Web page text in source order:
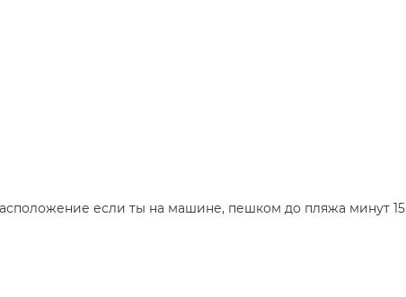
если ты на машине, пешком до пляжа минут 15